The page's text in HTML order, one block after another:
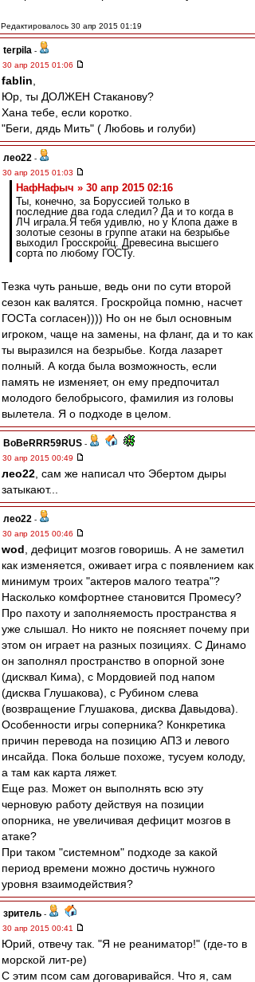
Редактировалось 30 апр 2015 01:19
terpila -
30 апр 2015 01:06
fablin
Юр, ты ДОЛЖЕН Стаканову?
Хана тебе, если коротко.
"Беги, дядь Мить" ( Любовь и голуби)
лео22 -
30 апр 2015 01:03
НафНафыч » 30 апр 2015 02:16
Ты, конечно, за Боруссией только в
последние два года следил? Да и то когда в
ЛЧ играла.Я тебя удивлю, но у Клопа даже в
золотые сезоны в группе атаки на безрыбье
выходил Гросскройц. Древесина высшего
сорта по любому ГОСТу.
Тезка чуть раньше, ведь они по сути второй
сезон как валятся. Гроскройца помню, насчет
ГОСТа согласен)))) Но он не был основным
игроком, чаще на замены, на фланг, да и то как
ты выразился на безрыбье. Когда лазарет
полный. А когда была возможность, если
память не изменяет, он ему предпочитал
молодого белобрысого, фамилия из головы
вылетела. Я о подходе в целом.
BoBeRRR59RUS -
30 апр 2015 00:49
лео22 , сам же написал что Эбертом дыры
затыкают...
лео22 -
30 апр 2015 00:46
wod , дефицит мозгов говоришь. А не заметил
как изменяется, оживает игра с появлением как
минимум троих "актеров малого театра"?
Насколько комфортнее становится Промесу?
Про пахоту и заполняемость пространства я
уже слышал. Но никто не поясняет почему при
этом он играет на разных позициях. С Динамо
он заполнял пространство в опорной зоне
(дисквал Кима), с Мордовией под напом
(дисква Глушакова), с Рубином слева
(возвращение Глушакова, дисква Давыдова).
Особенности игры соперника? Конкретика
причин перевода на позицию АПЗ и левого
инсайда. Пока больше похоже, тусуем колоду,
а там как карта ляжет.
Еще раз. Может он выполнять всю эту
черновую работу действуя на позиции
опорника, не увеличивая дефицит мозгов в
атаке?
При таком "системном" подходе за какой
период времени можно достичь нужного
уровня взаимодействия?
зpитель -
30 апр 2015 00:41
Юрий, отвечу так. "Я не реаниматор!" (где-то в
морской лит-ре)
С этим псом сам договаривайся. Что я, сам